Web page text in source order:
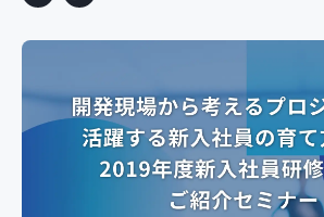
新規開発サービス
パッケージ開発